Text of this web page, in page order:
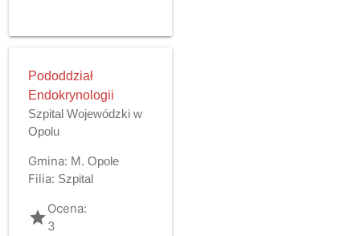
Pododdział
Endokrynologii
Szpital Wojewódzki w
Opolu
Gmina: M. Opole
Filia: Szpital
gradeOcena:
3